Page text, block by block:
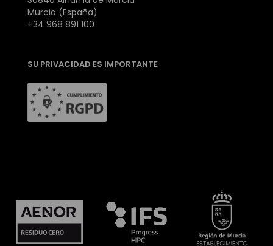
Murcia (España)
+34 968 891 100
SU PRIVACIDAD ES IMPORTANTE